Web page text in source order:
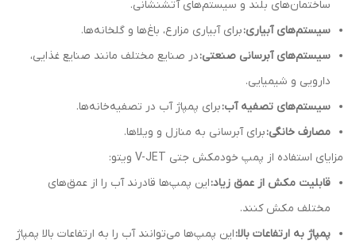
ساختمان‌های بلند و سیستم‌های آتشنشانی.
سیستم‌های آبیاری:برای آبیاری مزارع، باغ‌ها و گلخانه‌ها.
سیستم‌های آبرسانی صنعتی:در صنایع مختلف مانند صنایع غذایی،
دارویی و شیمیایی.
سیستم‌های تصفیه آب:برای پمپاژ آب در تصفیه‌خانه‌ها.
مصارف خانگی:برای آبرسانی به منازل و ویلاها.
مزایای استفاده از پمپ‌ خودمکش جتی V-JET ویتو:
قابلیت مکش از عمق زیاد:این پمپ‌ها قادرند آب را از عمق‌های
مختلف مکش کنند.
پمپاژ به ارتفاعات بالا:این پمپ‌ها می‌توانند آب را به ارتفاعات بالا پمپاژ